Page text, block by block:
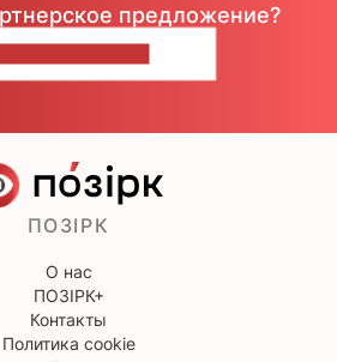
предложение?
ПОЗІРК
О нас
ПОЗІРК+
Контакты
Политика cookie